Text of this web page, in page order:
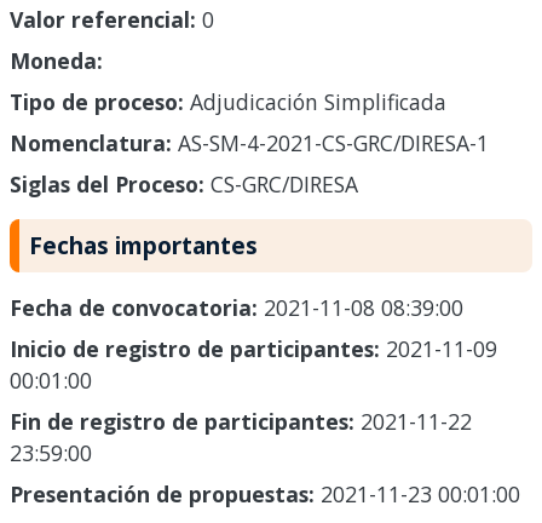
Valor referencial: 0
Moneda:
Tipo de proceso: Adjudicación Simplificada
Nomenclatura: AS-SM-4-2021-CS-GRC/DIRESA-1
Siglas del Proceso: CS-GRC/DIRESA
Fechas importantes
Fecha de convocatoria: 2021-11-08 08:39:00
Inicio de registro de participantes: 2021-11-09
00:01:00
Fin de registro de participantes: 2021-11-22
23:59:00
Presentación de propuestas: 2021-11-23 00:01:00